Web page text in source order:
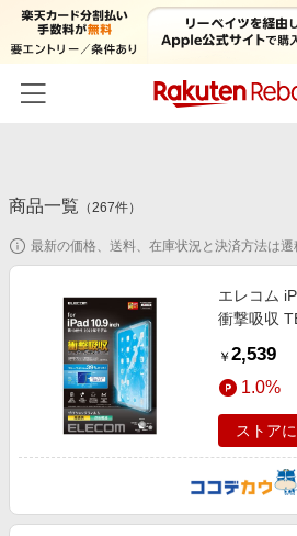
カテゴリー一覧
百貨店・総合ECモール
食品・スイーツ・お酒
日用品・キッチン用品
コスメ・健康・医薬品
キッズ・ベビー用品
イベント一覧
リーベイツ注目ストア
初回購入者限定特典
対象ストア新規限定特典
新着ストアのご紹介
楽天サービス特集
ヘルプ
友達紹介
楽天IDでログイン/会員登録
商品一覧 （267件）
最新の価格、送料、在庫状況と決済方法は遷
エレコム
衝撃吸収
￥ 2,539
1.0%
ストア